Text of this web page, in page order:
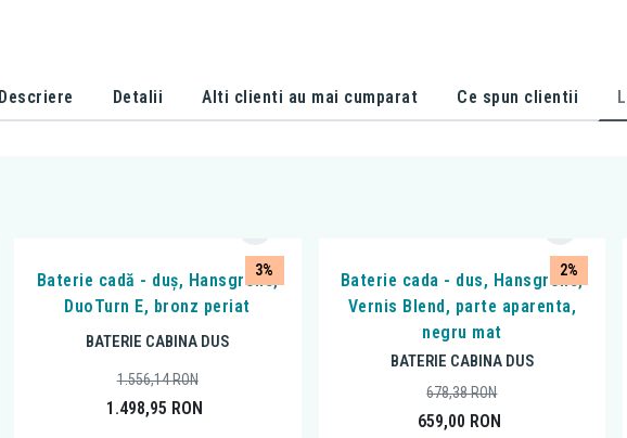
Descriere Detalii Alti clienti au mai cumparat Ce spun clientii
3%
Baterie cadă - duș, Hansgrohe,
DuoTurn E, bronz periat
BATERIE CABINA DUS
1.498,95 RON
1.556,14RON
2%
Baterie cada - dus, Hansgrohe,
Vernis Blend, parte aparenta,
negru mat
BATERIE CABINA DUS
659,00 RON
678,38RON